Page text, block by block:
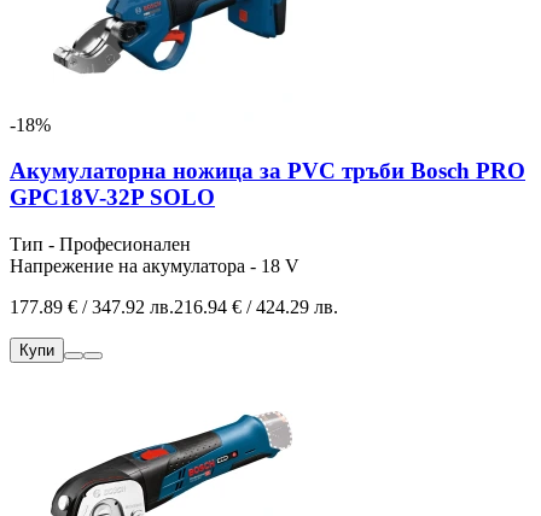
-18%
Акумулаторна ножица за PVC тръби Bosch PRO
GPC18V-32P SOLO
Тип - Професионален
Напрежение на акумулатора - 18 V
177.89 € / 347.92 лв.216.94 € / 424.29 лв.
Купи